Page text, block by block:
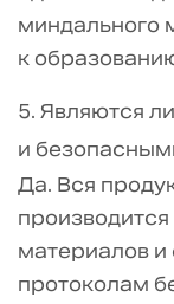
миндального
к
5. Являются
и
Да. Вся
материалов и
протоколам